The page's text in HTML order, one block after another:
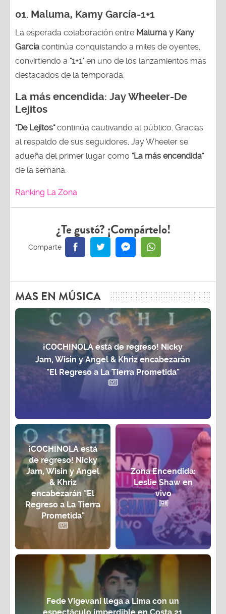
01. Maluma, Kamy García-1+1
La esperada colaboración entre Maluma y Kany
García continúa conquistando a miles de oyentes,
convirtiendo a "1+1"en uno de los lanzamientos más
destacados de la temporada.
La más encendida: Jay Wheeler-De
Lejitos
"De Lejitos"continúa cautivando al público. Gracias
al respaldo de sus seguidores, Jay Wheeler se
adueña del primer lugar como "La más encendida"
de la semana.
Ranking La Zona
¿Te gustó? ¡Compártelo!
MAS EN MÚSICA
¡COCHINOLA está de regreso! Nicky
Jam, Wisin y Angel & Khriz encabezarán
"El Regreso a La Tierra Prometida"
¡COCHINOLA está
de regreso! Nicky
Jam, Wisin y Angel
& Khriz
encabezarán "El
Regreso a La Tierra
Prometida"
Zona Encendida:
Leslie Shaw en
vivo
Fede Vigevani llega a Lima con un